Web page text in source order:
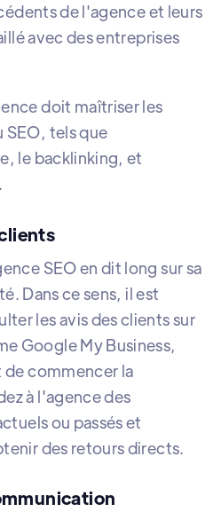
de l'agence et leurs
avec des entreprises
doit maîtriser les
SEO, tels que
le backlinking, et
SEO en dit long sur sa
Dans ce sens, il est
les avis des clients sur
Google My Business,
commencer la
à l'agence des
ou passés et
des retours directs.